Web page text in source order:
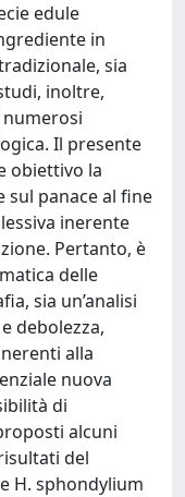
edule
in
sia
inoltre,
Il presente
obiettivo la
sul panace al fine
inerente
Pertanto, è
delle
sia un’analisi
debolezza,
alla
nuova
di
alcuni
del
H. sphondylium